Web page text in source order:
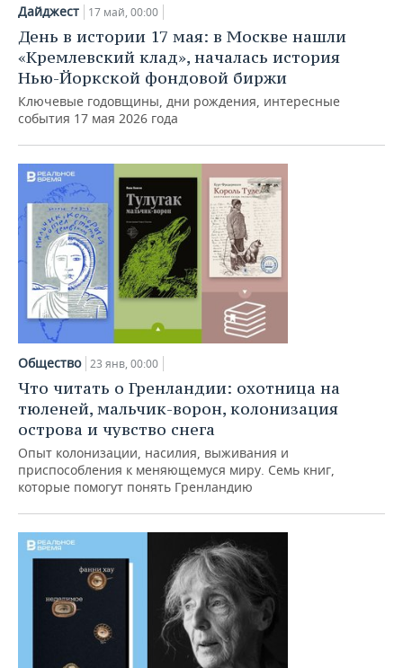
НЕФТЕХИМИЯ
НЕФТЬ
ОПК
РОЗНИЧНАЯ ТОРГОВЛЯ
ТРАНСПОРТ
УСЛУГИ
НОВОСТИ ТЕХНОЛОГИЙ
IT
МЕДИА
МЕРОПРИЯТИЯ
НОВОСТИ МЕРОПРИЯТИЙ
ВЫЕЗДНАЯ РЕДАКЦИЯ
ONLINE-КОНФЕРЕНЦИИ
ОТКРЫТАЯ ЛЕКЦИЯ
СПОРТ
НОВОСТИ СПОРТА
ХОККЕЙ
БАСКЕТБОЛ
ВОЛЕЙБОЛ
КИБЕРСПОРТ
ФИГУРНОЕ КАТАНИЕ
ВОДНЫЕ ВИДЫ СПОРТА
ХОККЕЙ С МЯЧОМ
ОБЩЕСТВО
ВЛАСТЬ
ИНФРАСТРУКТУРА
ИСТОРИЯ
КУЛЬТУРА
МЕДИЦИНА
ОБРАЗОВАНИЕ
ПРОИСШЕСТВИЯ
СЮЖЕТЫ
СПРАВОЧНИК
СПИСОК ПЕРСОН
СПИСОК КОМПАНИЙ
ПОЛНАЯ ВЕРСИЯ
Дайджест 17 май, 00:00
День в истории 17 мая: в Москве нашли
«Кремлевский клад», началась история
Нью-Йоркской фондовой биржи
Ключевые годовщины, дни рождения, интересные
события 17 мая 2026 года
Общество 23 янв, 00:00
Что читать о Гренландии: охотница на
тюленей, мальчик-ворон, колонизация
острова и чувство снега
Опыт колонизации, насилия, выживания и
приспособления к меняющемуся миру. Семь книг,
которые помогут понять Гренландию